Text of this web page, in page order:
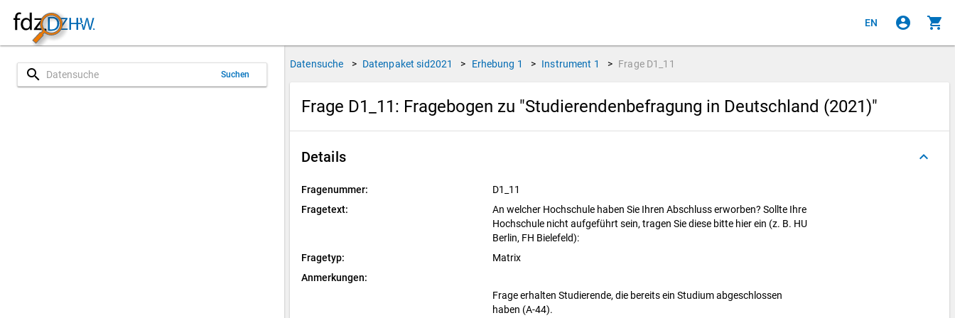
EN account_circle shopping_cart
search Suchen
Datensuche > Datenpaket sid2021 > Erhebung 1 > Instrument 1 > Frage D1_11
Frage D1_11: Fragebogen zu "Studierendenbefragung in Deutschland (2021)"
Details keyboard_arrow_up
Fragenummer:
D1_11
Fragetext:
An welcher Hochschule haben Sie Ihren Abschluss erworben? Sollte Ihre
Hochschule nicht aufgeführt sein, tragen Sie diese bitte hier ein (z. B. HU
Berlin, FH Bielefeld):
Fragetyp:
Matrix
Anmerkungen:
Frage erhalten Studierende, die bereits ein Studium abgeschlossen
haben (A-44).